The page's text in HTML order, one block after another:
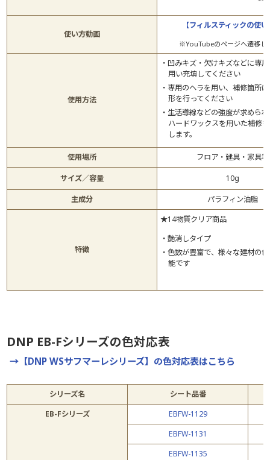
使い方動画
【フィルスティックの使
※YouTubeのページへ遷移し
使用方法
凹みキズ・欠けキズなどに専
用い充填してください
専用のヘラを用い、補修箇所
形を行ってください
生活導線などの強度が求めら
ハードワックスを用いた補修
します。
使用場所 フロア・建具・家具等
サイズ／容量 10g
主成分 パラフィン油脂
特徴
★14物質クリア商品
艶消しタイプ
色数が豊富で、様々な建材の
能です
DNP EB-Fシリーズの色対応表
→【DNP WSサフマーレシリーズ】の色対応表はこちら
シリーズ名
シート品番
EB-Fシリーズ
EBFW-1129
EBFW-1131
EBFW-1135